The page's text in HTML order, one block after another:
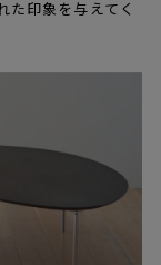
た印象を与えてく